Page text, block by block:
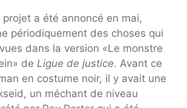
projet a été annoncé en mai,
périodiquement des choses qui
dans la version «Le monstre
de Ligue de justice. Avant ce
en costume noir, il y avait une
un méchant de niveau